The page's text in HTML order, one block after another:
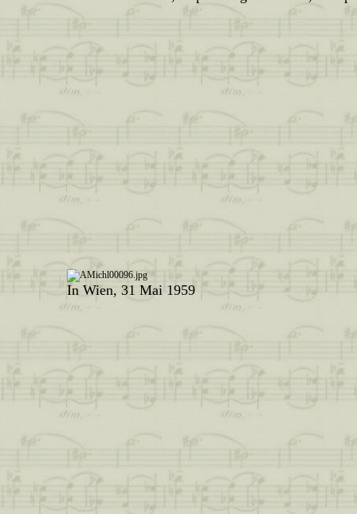
In Wien, 31 Mai 1959